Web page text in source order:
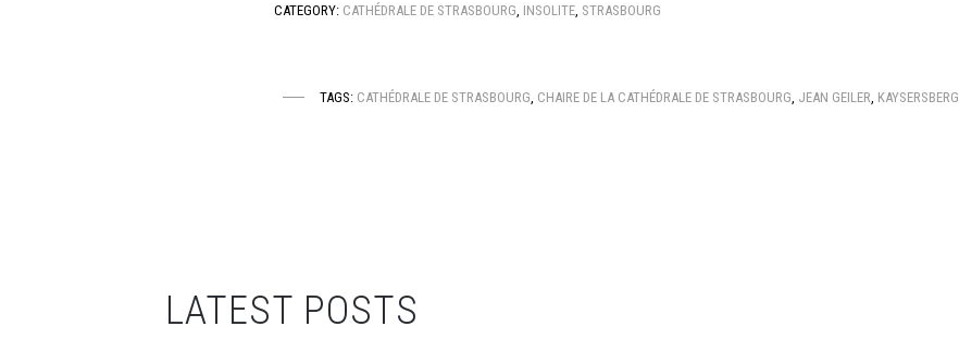
CATEGORY: CATHÉDRALE DE STRASBOURG INSOLITE STRASBOURG
TAGS: CATHÉDRALE DE STRASBOURG CHAIRE DE LA CATHÉDRALE DE STRASBOURG JEAN GEILER KAYSERSBERG
LATEST POSTS